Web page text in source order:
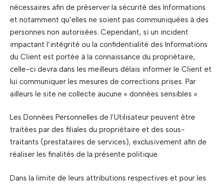
nécessaires afin de préserver la sécurité des Informations
et notamment qu’elles ne soient pas communiquées à des
personnes non autorisées. Cependant, si un incident
impactant l’intégrité ou la confidentialité des Informations
du Client est portée à la connaissance du propriétaire,
celle-ci devra dans les meilleurs délais informer le Client et
lui communiquer les mesures de corrections prises. Par
ailleurs le site ne collecte aucune « données sensibles ».
Les Données Personnelles de l’Utilisateur peuvent être
traitées par des filiales du propriétaire et des sous-
traitants (prestataires de services), exclusivement afin de
réaliser les finalités de la présente politique.
Dans la limite de leurs attributions respectives et pour les